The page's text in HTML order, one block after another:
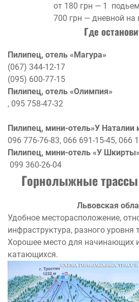
от 180 грн — 1
700 грн — дневной на
Где
Пилипец, отель «Магура»
(067) 344-12-17
(095) 600-77-15
Пилипец, отель «Олимпия»
, 095 758-47-32
Пилипец, мини-отель»У Наталии
096 776-76-83, 066 691-15-45, 066
Пилипец, мини-отель «У Шкирты»
099 360-26-04
Горнолыжные трассы
Львовская
Удобное месторасположение,
инфраструктура, разного уровня
Хорошее место для начинающих
катающихся.